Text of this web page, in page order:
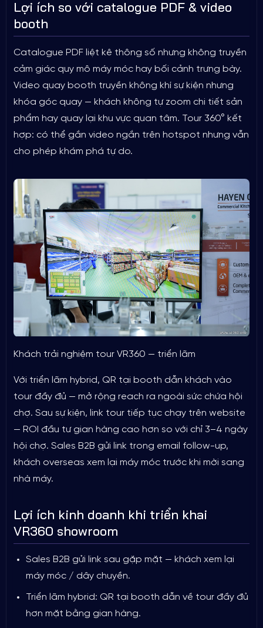
Lợi ích so với catalogue PDF & video
booth
Catalogue PDF liệt kê thông số nhưng không truyền
cảm giác quy mô máy móc hay bối cảnh trưng bày.
Video quay booth truyền không khí sự kiện nhưng
khóa góc quay — khách không tự zoom chi tiết sản
phẩm hay quay lại khu vực quan tâm. Tour 360° kết
hợp: có thể gắn video ngắn trên hotspot nhưng vẫn
cho phép khám phá tự do.
Khách trải nghiệm tour VR360 — triển lãm
Với triển lãm hybrid, QR tại booth dẫn khách vào
tour đầy đủ — mở rộng reach ra ngoài sức chứa hội
chợ. Sau sự kiện, link tour tiếp tục chạy trên website
— ROI đầu tư gian hàng cao hơn so với chỉ 3–4 ngày
hội chợ. Sales B2B gửi link trong email follow-up,
khách overseas xem lại máy móc trước khi mời sang
nhà máy.
Lợi ích kinh doanh khi triển khai
VR360 showroom
Sales B2B gửi link sau gặp mặt — khách xem lại
máy móc / dây chuyền.
Triển lãm hybrid: QR tại booth dẫn về tour đầy đủ
hơn mặt bằng gian hàng.